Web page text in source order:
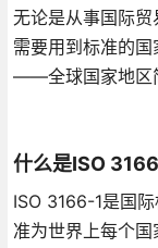
无论是从事国际
需要用到标准的
——全球国家地区
什么是ISO
ISO 3166-1是国
准为世界上每个